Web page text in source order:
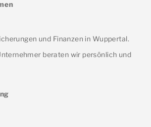
und Finanzen in Wuppertal.
beraten wir persönlich und